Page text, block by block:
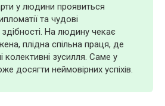
у людини проявиться
та чудові
здібності. На людину чекає
плідна спільна праця, де
колективні зусилля. Саме у
досягти неймовірних успіхів.